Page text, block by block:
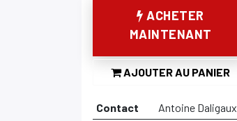
ACHETER
MAINTENANT
A​​JOUTER​​ ​​AU PANIER
Contact Antoine Daligaux